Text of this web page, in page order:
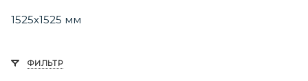
1525х1525 мм
ФИЛЬТР